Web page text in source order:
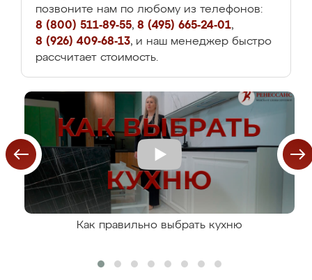
позвоните нам по любому из телефонов:
8 (800) 511-89-55, 8 (495) 665-24-01,
8 (926) 409-68-13, и наш менеджер быстро
рассчитает стоимость.
Как правильно выбрать кухню